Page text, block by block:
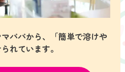
パパから、「簡単で溶けや
れています。